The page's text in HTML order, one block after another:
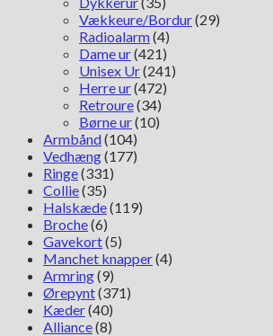
Vækkeure/Bordur(29)
Radioalarm(4)
Dame ur(421)
Unisex Ur(241)
Herre ur(472)
Retroure(34)
Børne ur(10)
Armbånd(104)
Vedhæng(177)
Ringe(331)
Collie(35)
Halskæde(119)
Broche(6)
Gavekort(5)
Manchet knapper(4)
Armring(9)
Ørepynt(371)
Kæder(40)
Alliance(8)